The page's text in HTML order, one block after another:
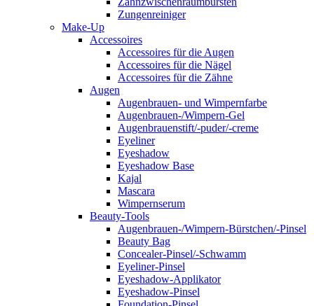
Zungenreiniger
Make-Up
Accessoires
Accessoires für die Augen
Accessoires für die Nägel
Accessoires für die Zähne
Augen
Augenbrauen- und Wimpernfarbe
Augenbrauen-/Wimpern-Gel
Augenbrauenstift/-puder/-creme
Eyeliner
Eyeshadow
Eyeshadow Base
Kajal
Mascara
Wimpernserum
Beauty-Tools
Augenbrauen-/Wimpern-Bürstchen/-Pinsel
Beauty Bag
Concealer-Pinsel/-Schwamm
Eyeliner-Pinsel
Eyeshadow-Applikator
Eyeshadow-Pinsel